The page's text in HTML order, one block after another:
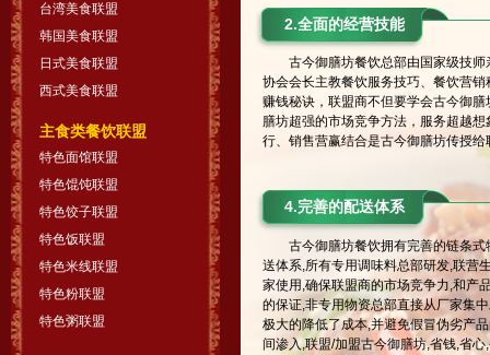
台湾美食联盟
韩国美食联盟
日式美食联盟
西式美食联盟
主食类餐饮联盟
特色面馆联盟
特色馄饨联盟
特色饺子联盟
特色饭联盟
特色米线联盟
特色粉联盟
特色粥联盟
2.全面的经营技能
古今御膳坊餐饮总部由国家级技师
协会会长主教餐饮服务技巧、餐饮营
赚钱秘诀，联盟商不但要学会古今御
膳坊超强的市场竞争方法，服务超越
行、销售营赢结合是古今御膳坊传授
4.完善的配送体系
古今御膳坊餐饮拥有完善的链条式
送体系,所有专用调味料总部研发,联营
家使用,确保联盟商的市场竞争力,和产
的保证,非专用物资总部直接从厂家集
极大的降低了成本,并避免假冒伪劣产
间渗入,联盟/加盟古今御膳坊,省钱,省心